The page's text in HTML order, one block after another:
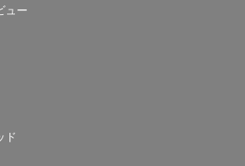
ュー
ド